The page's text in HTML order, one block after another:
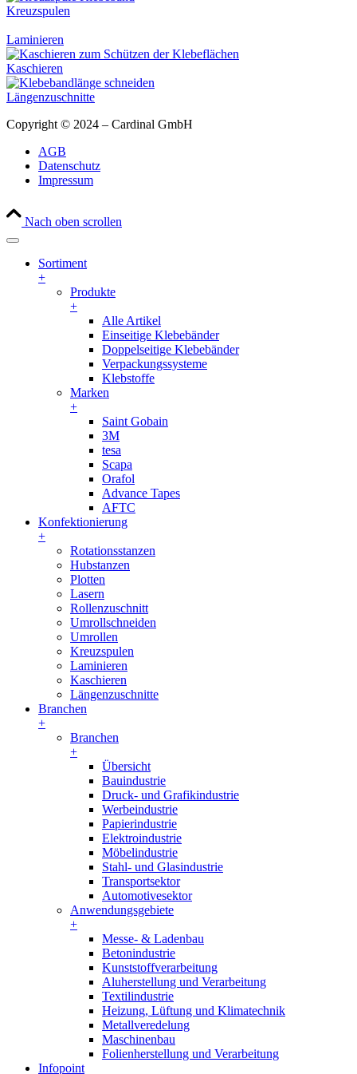
Kreuzspulen
Laminieren
Kaschieren
Längenzuschnitte
Copyright © 2024 – Cardinal GmbH
AGB
Datenschutz
Impressum
Nach oben scrollen
Sortiment
+
Produkte
+
Alle Artikel
Einseitige Klebebänder
Doppelseitige Klebebänder
Verpackungssysteme
Klebstoffe
Marken
+
Saint Gobain
3M
tesa
Scapa
Orafol
Advance Tapes
AFTC
Konfektionierung
+
Rotationsstanzen
Hubstanzen
Plotten
Lasern
Rollenzuschnitt
Umrollschneiden
Umrollen
Kreuzspulen
Laminieren
Kaschieren
Längenzuschnitte
Branchen
+
Branchen
+
Übersicht
Bauindustrie
Druck- und Grafikindustrie
Werbeindustrie
Papierindustrie
Elektroindustrie
Möbelindustrie
Stahl- und Glasindustrie
Transportsektor
Automotivesektor
Anwendungsgebiete
+
Messe- & Ladenbau
Betonindustrie
Kunststoffverarbeitung
Aluherstellung und Verarbeitung
Textilindustrie
Heizung, Lüftung und Klimatechnik
Metallveredelung
Maschinenbau
Folienherstellung und Verarbeitung
Infopoint